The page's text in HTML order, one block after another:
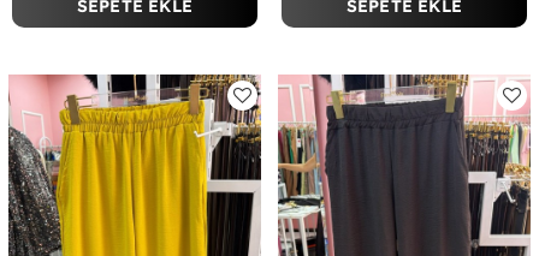
SEPETE EKLE SEPETE EKLE